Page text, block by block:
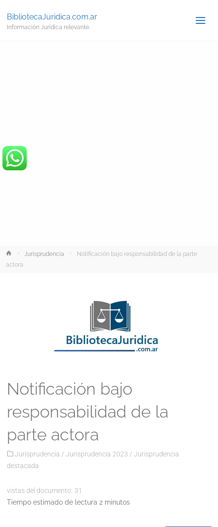
BibliotecaJuridica.com.ar
Información Jurídica relevante.
InicioJurisprudencia
Notificación bajo responsabilidad de la parte
actora
Notificación bajo
responsabilidad de la
parte actora
Jurisprudencia / Jurisprudencia 2023 / Jurisprudencia
destacada
vistas del documento: 31
Tiempo estimado de lectura 2 minutos